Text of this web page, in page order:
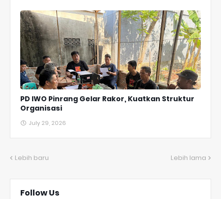
PD IWO Pinrang Gelar Rakor, Kuatkan Struktur
Organisasi
July 29, 2026
Lebih baru Lebih lama
Follow Us